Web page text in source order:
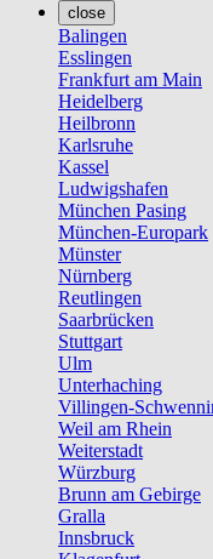
close
Balingen
Esslingen
Frankfurt am Main
Heidelberg
Heilbronn
Karlsruhe
Kassel
Ludwigshafen
München Pasing
München-Europark
Münster
Nürnberg
Reutlingen
Saarbrücken
Stuttgart
Ulm
Unterhaching
Villingen-
Weil am Rhein
Weiterstadt
Würzburg
Brunn am Gebirge
Gralla
Innsbruck